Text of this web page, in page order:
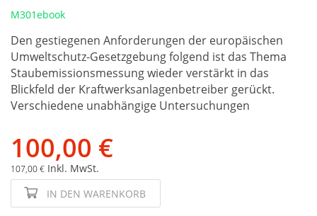
M301ebook
Den gestiegenen Anforderungen der europäischen
Umweltschutz-Gesetzgebung folgend ist das Thema
Staubemissionsmessung wieder verstärkt in das
Blickfeld der Kraftwerksanlagenbetreiber gerückt.
Verschiedene unabhängige Untersuchungen
100,00 €
107,00 € Inkl. MwSt.
IN DEN WARENKORB